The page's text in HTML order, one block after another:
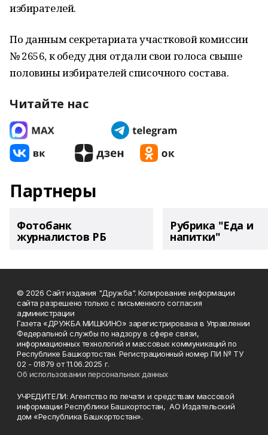
избирателей.
По данным секретариата участковой комиссии
№ 2656, к обеду дня отдали свои голоса свыше
половины избирателей списочного состава.
Читайте нас
Партнеры
Фотобанк
журналистов РБ
Рубрика "Еда и
напитки"
© 2026 Сайт издания "Дружба". Копирование информации
сайта разрешено только с письменного согласия
администрации
Газета «ДРУЖБА МИШКИНО» зарегистрирована в Управлении
Федеральной службы по надзору в сфере связи,
информационных технологий и массовых коммуникаций по
Республике Башкортостан. Регистрационный номер ПИ № ТУ
02 - 01879 от 11.06.2025 г.
Об использовании персональных данных
УЧРЕДИТЕЛИ: Агентство по печати и средствам массовой
информации Республики Башкортостан, АО Издательский
дом «Республика Башкортостан».